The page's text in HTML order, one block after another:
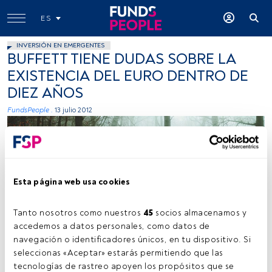
Esta página web usa cookies
Tanto nosotros como nuestros 45 socios almacenamos y
accedemos a datos personales, como datos de
navegación o identificadores únicos, en tu dispositivo. Si
seleccionas «Aceptar» estarás permitiendo que las
tecnologías de rastreo apoyen los propósitos que se
ES
INVERSIÓN EN EMERGENTES
BUFFETT TIENE DUDAS SOBRE LA
EXISTENCIA DEL EURO DENTRO DE
DIEZ AÑOS
FundsPeople . 13 julio 2012
Tiempo lectura: 1 min.